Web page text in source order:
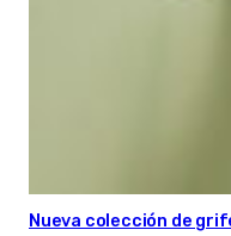
Nueva colección de